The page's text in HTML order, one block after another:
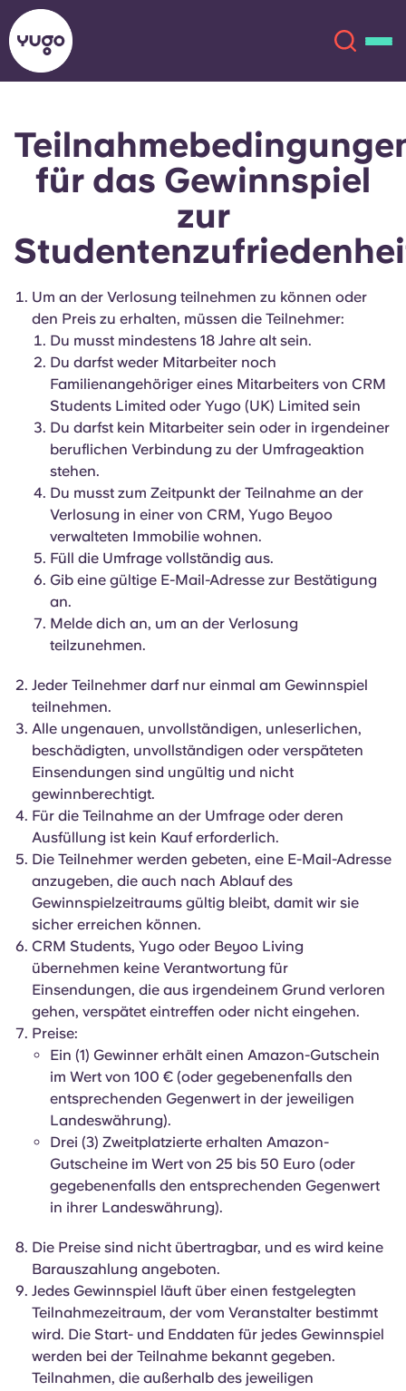
Über uns
Standorte
Mehr
Konto Sprache
English (GB)
Chinese
Español
Català
Italian
French
Portuguese
Wähle ein Land aus
Wähle eine Stadt aus
Wähle eine Unterkunft aus
Anmelden
Jetzt buchen
English (GB)
English (US)
Chinese Español
Català Deutsch
Italian French
Portuguese
für das Gewinnspiel
zur
Um an der Verlosung teilnehmen zu können oder
den Preis zu erhalten, müssen die Teilnehmer:
Du musst mindestens 18 Jahre alt sein.
Du darfst weder Mitarbeiter noch
Familienangehöriger eines Mitarbeiters von CRM
Students Limited oder Yugo (UK) Limited sein
Du darfst kein Mitarbeiter sein oder in irgendeiner
beruflichen Verbindung zu der Umfrageaktion
stehen.
Du musst zum Zeitpunkt der Teilnahme an der
Verlosung in einer von CRM, Yugo Beyoo
verwalteten Immobilie wohnen.
Füll die Umfrage vollständig aus.
Gib eine gültige E-Mail-Adresse zur Bestätigung
an.
Melde dich an, um an der Verlosung
teilzunehmen.
Jeder Teilnehmer darf nur einmal am Gewinnspiel
teilnehmen.
Alle ungenauen, unvollständigen, unleserlichen,
beschädigten, unvollständigen oder verspäteten
Einsendungen sind ungültig und nicht
gewinnberechtigt.
Für die Teilnahme an der Umfrage oder deren
Ausfüllung ist kein Kauf erforderlich.
Die Teilnehmer werden gebeten, eine E-Mail-Adresse
anzugeben, die auch nach Ablauf des
Gewinnspielzeitraums gültig bleibt, damit wir sie
sicher erreichen können.
CRM Students, Yugo oder Beyoo Living
übernehmen keine Verantwortung für
Einsendungen, die aus irgendeinem Grund verloren
gehen, verspätet eintreffen oder nicht eingehen.
Preise:
Ein (1) Gewinner erhält einen Amazon-Gutschein
im Wert von 100 € (oder gegebenenfalls den
entsprechenden Gegenwert in der jeweiligen
Landeswährung).
Drei (3) Zweitplatzierte erhalten Amazon-
Gutscheine im Wert von 25 bis 50 Euro (oder
gegebenenfalls den entsprechenden Gegenwert
in ihrer Landeswährung).
Die Preise sind nicht übertragbar, und es wird keine
Barauszahlung angeboten.
Jedes Gewinnspiel läuft über einen festgelegten
Teilnahmezeitraum, der vom Veranstalter bestimmt
wird. Die Start- und Enddaten für jedes Gewinnspiel
werden bei der Teilnahme bekannt gegeben.
Teilnahmen, die außerhalb des jeweiligen